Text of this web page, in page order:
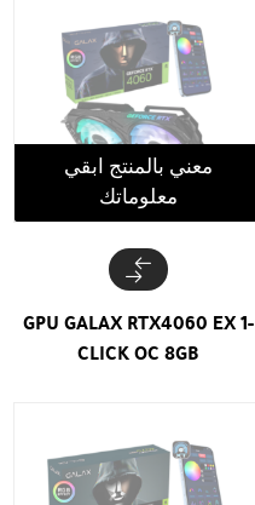
معني بالمنتج ابقي
معلوماتك
GPU GALAX RTX4060 EX 1-
CLICK OC 8GB